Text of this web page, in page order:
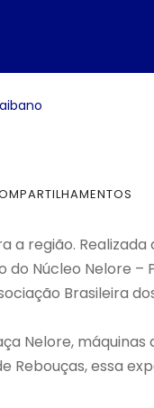
a região. Realizada
Núcleo Nelore –
Brasileira
Nelore, máquinas
Rebouças, essa